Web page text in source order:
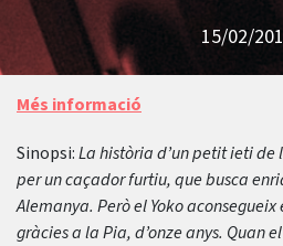
15/02/
Més informació
Sinopsi:La història d’un petit ieti de
per un caçador furtiu, que busca
Alemanya. Però el Yoko
gràcies a la Pia, d’onze anys. Quan